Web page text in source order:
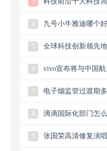
4
九号小牛雅迪哪个
5
全球科技创新领先
6
vivo宣布将与中国
7
电子烟监管过渡期
8
滴滴国际化部门怎
9
张国荣高清修复演